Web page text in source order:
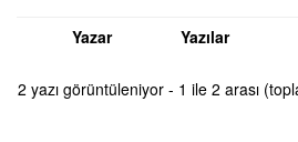
Yazar Yazılar
2 yazı görüntüleniyor - 1 ile 2 arası